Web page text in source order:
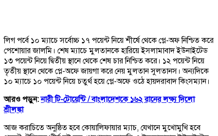
লিগ পর্বে ১০ ম্যাচে সর্বোচ্চ ১৭ পয়েন্ট নিয়ে শীর্ষে থেকে প্লে-অফ নিশ্চিত করে
পেশোয়ার জালমি। শেষ ম্যাচে মুলতানকে হারিয়ে ইসলামাবাদ ইউনাইটেড
১৩ পয়েন্ট নিয়ে দ্বিতীয় স্থানে থেকে শেষ চার নিশ্চিত করে। ১২ পয়েন্ট নিয়ে
তৃতীয় স্থানে থেকে প্লে-অফে জায়গা করে নেয় মুলতান সুলতানস। অন্যদিকে
১০ ম্যাচে ১০ পয়েন্ট নিয়ে চতুর্থ হয়ে প্লে-অফে ওঠে হায়দরাবাদ কিংসম্যান।
আরও পড়ুন:নারী টি-টোয়েন্টি / বাংলাদেশকে ১৬২ রানের লক্ষ্য দিলো
শ্রীলঙ্কা
আজ করাচিতে অনুষ্ঠিত হবে কোয়ালিফায়ার ম্যাচ, যেখানে মুখোমুখি হবে